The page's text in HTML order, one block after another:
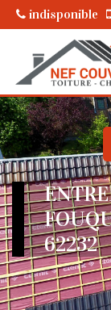
indisponible
62232